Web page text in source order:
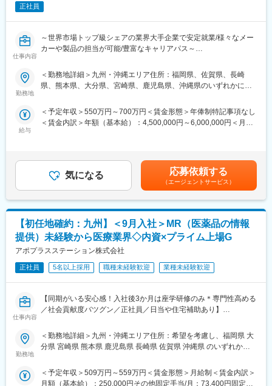
（8）中国：岡山・広島・山口・島根・鳥取
（9）四国：香川・徳島・高知・愛媛
縄
CSO業界で10年以上のキャリアを持つベテラン社員が、あなたの
生涯のわたる「キャリア形成」を丁寧にサポートします。その繋
PJTも紹介可能、また過去には、10年ほどブランクのある50代の
方のご支援の実績もあるなど選考の合格率も高いです。
としてパフォーマンスが高い場合は50代の方でも正社員への転換
もあります。契約の更新についても著しく業務態度が悪い／業績
先を探します。また、過去営業成績の優秀な方ではメーカー登用
の実績もあります。
正社員
仕事内容
～世界市場トップ級シェアの業界大手企業で安定就業/様々なメー
カーや製品の担当が可能/豊富なキャリアパス～
営業スタイル：
大学/幹病院、開業医の医師・コメディカルなどと面談して、製品
■キャリアパス
自身の志向性、働き方に応じて様々なキャリアパスがあります。1
性が開かれています。
■メーカー転籍のキャリアパス
プロジェクトによってはメーカーへ転籍の打診を受けることがあ
り、7割程の社員が実際に転籍打診を受けております。断って別の
プロジェクトに進むことも可能ですので、ずっと当社に残り様々
な経験を積んだり、何年か当社で働いて幅広い経験を積んでから
転籍する、といった幅広いキャリアパスがございます。
■同社(CSO)で働くメリット
得ることができます。それにより自身の可能性を大きく伸ばすこ
とができます。
期にキャリアを積むことができます。努力と能力によって、給与
もポジションも上げることができます。
クトを提示します。家庭環境の変化など、フレキシブルにキャリ
勤務地
＜勤務地詳細＞九州・沖縄エリア住所：福岡県、佐賀県、長崎
県、熊本県、大分県、宮崎県、鹿児島県、沖縄県のいずれかに配
る事業所
給与
＜予定年収＞550万円～700万円＜賃金形態＞年俸制特記事項なし
＜賃金内訳＞年額（基本給）：4,500,000円～6,000,000円＜月額
ー年収例ー820万円／入社6年目（月給58万円＋賞与＋手当）700
万円／入社3年目（月給50万円＋賞与＋手当）550万円／入社1年
目（月給43万円＋賞与＋手当）賃金はあくまでも目安の金額であ
り、選考を通じて上下する可能性があります。月給(月額)は固定手
当を含めた表記です。
気になる 応募依頼する
（エージェントサービス）
【初任地確約：九州】＜9月入社＞MR（医薬品の情報
提供）未経験から医療業界◇内資×プライム上場G
アポプラスステーション株式会社
正社員 5名以上採用 職種未経験歓迎 業種未経験歓迎
仕事内容
【同期がいる安心感！入社後3か月は座学研修のみ＊専門性高める
／社会貢献度バツグン／正社員／日当や住宅補助あり】
★本ポジションは、未経験から医療業界で活躍できます！
・医療を通じて社会に貢献したい
・内資系の安定企業で働きたい
勤務地
＜勤務地詳細＞九州・沖縄エリア住所：希望を考慮し、福岡県 大
分県 宮崎県 熊本県 鹿児島県 長崎県 佐賀県 沖縄県 のいずれかに
定める事業所
＜予定年収＞509万円～559万円＜賃金形態＞月給制＜賃金内訳＞
月額（基本給）：250,000円その他固定手当/月：73,400円固定残